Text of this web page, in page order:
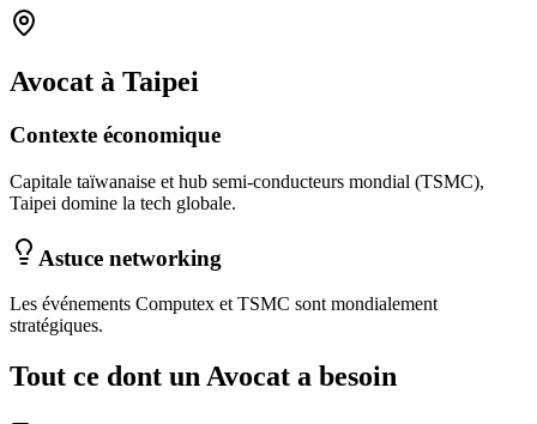
Avocat à Taipei
Contexte économique
Capitale taïwanaise et hub semi-conducteurs mondial (TSMC),
Taipei domine la tech globale.
Astuce networking
Les événements Computex et TSMC sont mondialement
stratégiques.
Tout ce dont un Avocat a besoin